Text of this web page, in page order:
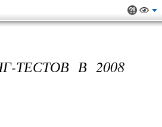
ТЕСТОВ В 2008